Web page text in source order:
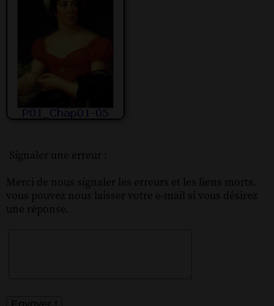
Signaler une erreur :
Merci de nous signaler les erreurs et les liens morts.
vous pouvez nous laisser votre e-mail si vous désirez
une réponse.